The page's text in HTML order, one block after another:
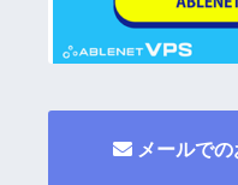
メールで